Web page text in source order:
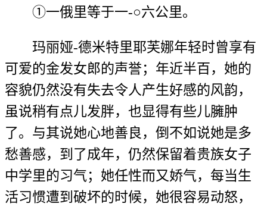
①一俄里等于一-○六公里。
玛丽娅-德米特里耶芙娜年轻时曾享有
可爱的金发女郎的声誉；年近半百，她的
容貌仍然没有失去令人产生好感的风韵，
虽说稍有点儿发胖，也显得有些儿臃肿
了。与其说她心地善良，倒不如说她是多
愁善感，到了成年，仍然保留着贵族女子
中学里的习气；她任性而又娇气，每当生
活习惯遭到破坏的时候，她很容易动怒，